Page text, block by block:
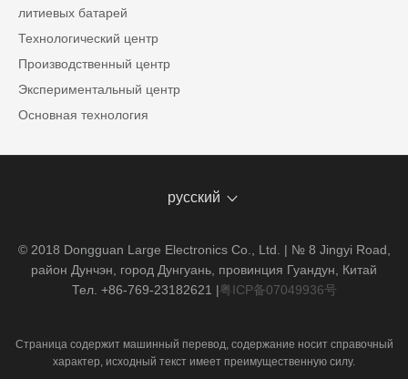
литиевых батарей
Технологический центр
Производственный центр
Экспериментальный центр
Основная технология
русский
© 2018 Dongguan Large Electronics Co., Ltd. | № 8 Jingyi Road,
район Дунчэн, город Дунгуань, провинция Гуандун, Китай
Тел. +86-769-23182621 |粤ICP备07049936号
Страница содержит машинный перевод, содержание носит справочный
характер, исходный текст имеет преимущественную силу.